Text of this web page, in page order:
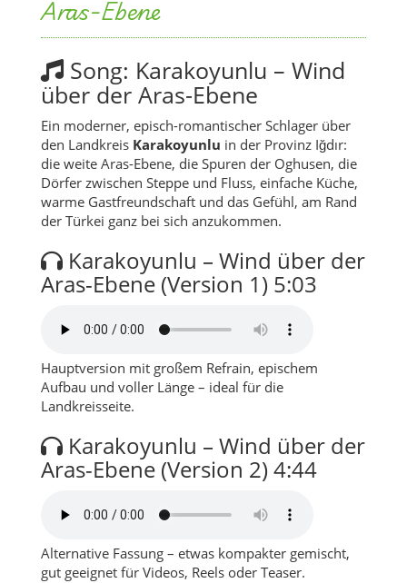
Aras-Ebene
Song: Karakoyunlu – Wind
über der Aras-Ebene
Ein moderner, episch-romantischer Schlager über
den Landkreis Karakoyunlu in der Provinz Iğdır:
die weite Aras-Ebene, die Spuren der Oghusen, die
Dörfer zwischen Steppe und Fluss, einfache Küche,
warme Gastfreundschaft und das Gefühl, am Rand
der Türkei ganz bei sich anzukommen.
Karakoyunlu – Wind über der
Aras-Ebene (Version 1) 5:03
Hauptversion mit großem Refrain, epischem
Aufbau und voller Länge – ideal für die
Landkreisseite.
Karakoyunlu – Wind über der
Aras-Ebene (Version 2)4:44
Alternative Fassung – etwas kompakter gemischt,
gut geeignet für Videos, Reels oder Teaser.